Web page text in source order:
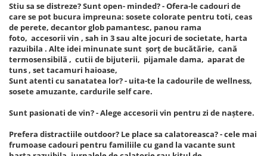
Stiu sa se distreze? Sunt open- minded? - Ofera-le cadouri de
care se pot bucura impreuna: sosete colorate pentru toti, ceas
de perete, decantor glob pamantesc, panou rama
foto, accesorii vin , sah in 3 sau alte jocuri de societate, harta
razuibila . Alte idei minunate sunt șorț de bucătărie, cană
termosensibilă , cutii de bijuterii, pijamale dama, aparat de
tuns , set tacamuri haioase,
Sunt atenti cu sanatatea lor? - uita-te la cadourile de wellness,
sosete amuzante, cardurile self care.
Sunt pasionati de vin? - Alege accesorii vin pentru zi de naștere.
Prefera distractiile outdoor? Le place sa calatoreasca? - cele mai
frumoase cadouri pentru familiile cu gand la vacante sunt